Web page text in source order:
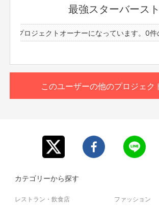
今回のプロジェクトを発足させていただきました。
おりいかえでと申します。今年で30歳になります。
本当は漫才師になりたくてよしもとに入りましたが、
紆余曲折ありまして、この度、美女をさせていただく
やるからには最強の美女を目指したいので、全身全
るぅと申します。 大好きで面白い先輩達と一緒に楽し
そんな思いから、おるぅという名前で 最強スターバー
皆さんも私達と一緒にYouTubeを通して 私達の面白い
か?
私達の描く好きなことをカタチにしてみたいです。
是非そのために、ほんの少し 皆さんの力をかしてくだ
最強スターバースト
プロジェクトオーナーになっています。0件の
ページ数：48ページ
カット数：40カット以上
表紙：麻布
メッセージとサイン付き
このユーザーの他のプロジェク
カテゴリーから探す
レストラン・飲食店 ファッション